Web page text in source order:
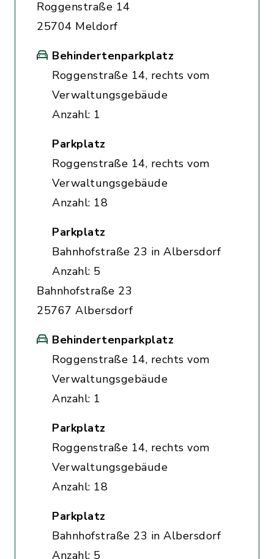
Roggenstraße 14
25704 Meldorf
Behindertenparkplatz
Roggenstraße 14, rechts vom
Verwaltungsgebäude
Anzahl: 1
Parkplatz
Roggenstraße 14, rechts vom
Verwaltungsgebäude
Anzahl: 18
Parkplatz
Bahnhofstraße 23 in Albersdorf
Anzahl: 5
Bahnhofstraße 23
25767 Albersdorf
Behindertenparkplatz
Roggenstraße 14, rechts vom
Verwaltungsgebäude
Anzahl: 1
Parkplatz
Roggenstraße 14, rechts vom
Verwaltungsgebäude
Anzahl: 18
Parkplatz
Bahnhofstraße 23 in Albersdorf
Anzahl: 5